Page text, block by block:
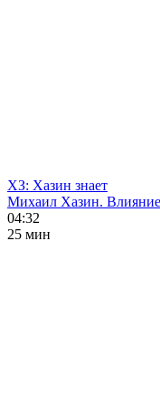
ХЗ: Хазин знает
Михаил Хазин.
04:32
25 мин